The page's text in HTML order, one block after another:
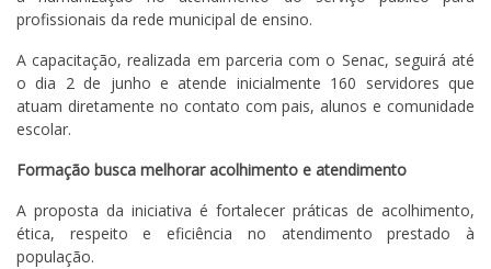
profissionais da rede municipal de ensino.
A capacitação, realizada em parceria com o Senac, seguirá até
o dia 2 de junho e atende inicialmente 160 servidores que
atuam diretamente no contato com pais, alunos e comunidade
escolar.
Formação busca melhorar acolhimento e atendimento
A proposta da iniciativa é fortalecer práticas de acolhimento,
ética, respeito e eficiência no atendimento prestado à
população.